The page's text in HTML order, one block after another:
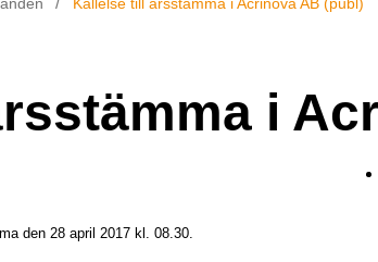
Kallelse till årsstämma i Acrinova AB (publ)
i
den 28 april 2017 kl. 08.30.